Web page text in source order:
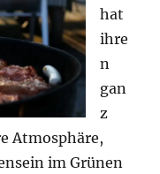
hat
ihre
n
gan
z
Atmosphäre,
im Grünen